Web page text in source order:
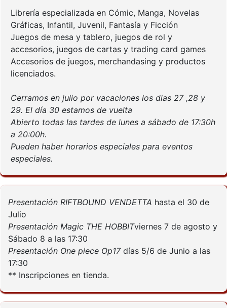
Librería especializada en Cómic, Manga, Novelas
Gráficas, Infantil, Juvenil, Fantasía y Ficción
Juegos de mesa y tablero, juegos de rol y
accesorios, juegos de cartas y trading card games
Accesorios de juegos, merchandasing y productos
licenciados.
Cerramos en julio por vacaciones los dias 27 ,28 y
29. El día 30 estamos de vuelta
Abierto todas las tardes de lunes a sábado de 17:30h
a 20:00h.
Pueden haber horarios especiales para eventos
especiales.
Presentación RIFTBOUND VENDETTA hasta el 30 de
Julio
Presentación Magic THE HOBBITviernes 7 de agosto y
Sábado 8 a las 17:30
Presentación One piece Op17días 5/6 de Junio a las
17:30
** Inscripciones en tienda.